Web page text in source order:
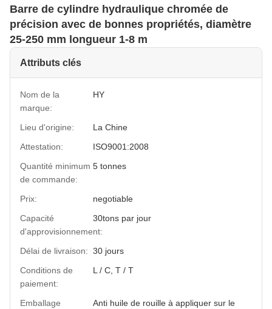
Barre de cylindre hydraulique chromée de
précision avec de bonnes propriétés, diamètre
25-250 mm longueur 1-8 m
Attributs clés
Nom de la
marque:
HY
Lieu d'origine:
La Chine
Attestation:
ISO9001:2008
Quantité minimum
de commande:
5 tonnes
Prix:
negotiable
Capacité
d'approvisionnement:
30tons par jour
Délai de livraison: 30 jours
Conditions de
paiement:
L / C, T / T
Emballage
Anti huile de rouille à appliquer sur le